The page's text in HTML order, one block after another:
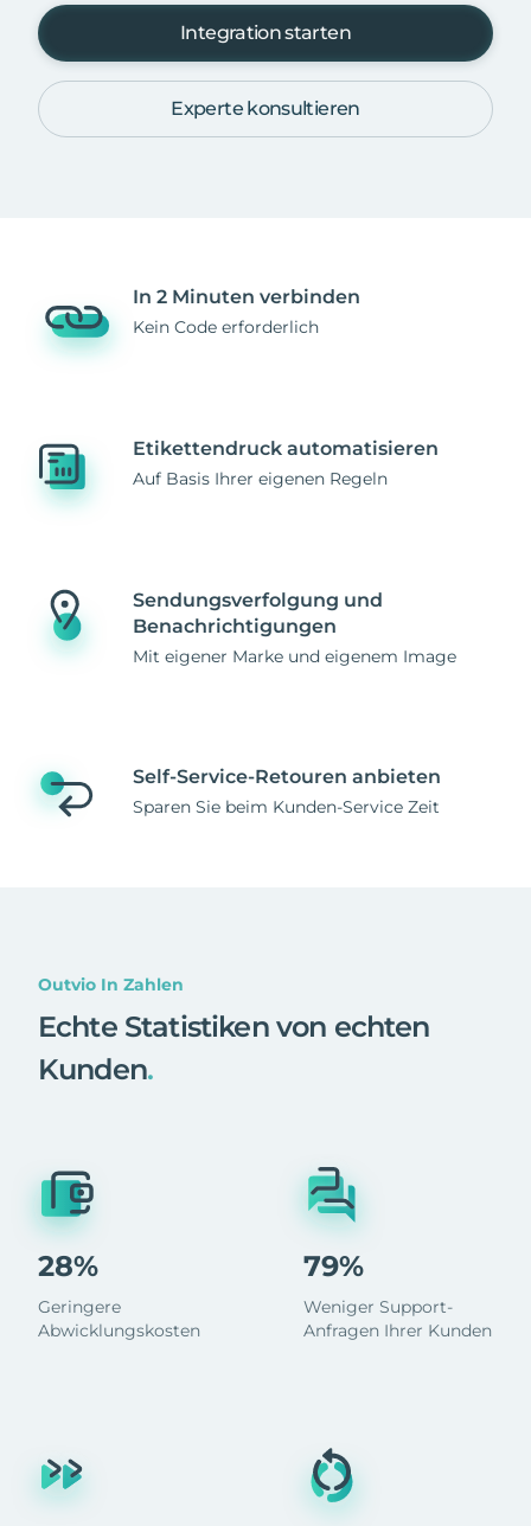
Integration starten
Experte konsultieren
In 2 Minuten verbinden
Kein Code erforderlich
Etikettendruck automatisieren
Auf Basis Ihrer eigenen Regeln
Sendungsverfolgung und
Benachrichtigungen
Mit eigener Marke und eigenem Image
Self-Service-Retouren anbieten
Sparen Sie beim Kunden-Service Zeit
Outvio In Zahlen
Echte Statistiken von echten
Kunden.
28%
Geringere
Abwicklungskosten
79%
Weniger Support-
Anfragen Ihrer Kunden